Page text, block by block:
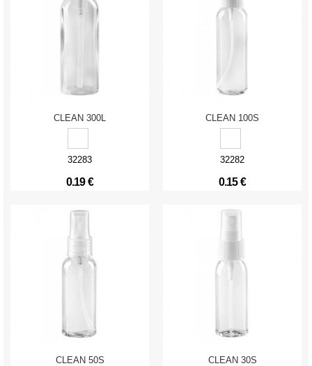
CLEAN 300L
32283
0.19 €
CLEAN 100S
32282
0.15 €
CLEAN 50S CLEAN 30S